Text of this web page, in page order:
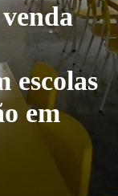
escolas
em